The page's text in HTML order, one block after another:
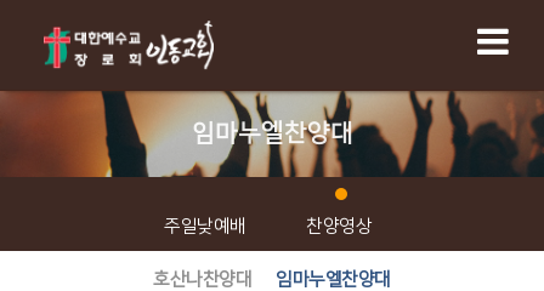
임마누엘찬양대
주일낮예배 찬양영상
호산나찬양대 임마누엘찬양대